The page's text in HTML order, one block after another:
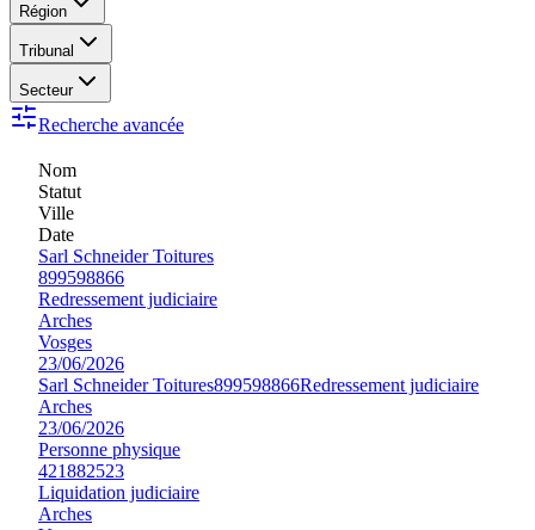
Région
Tribunal
Secteur
Recherche avancée
Nom
Statut
Ville
Date
Sarl Schneider Toitures
899598866
Redressement judiciaire
Arches
Vosges
23/06/2026
Sarl Schneider Toitures899598866Redressement judiciaire
Arches
23/06/2026
Personne physique
421882523
Liquidation judiciaire
Arches